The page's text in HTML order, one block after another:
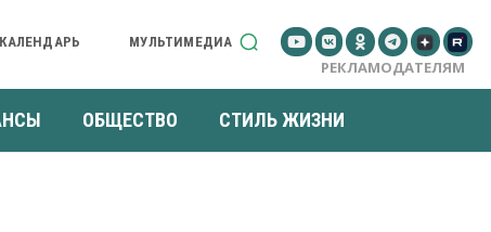
МУЛЬТИМЕДИА
РЕКЛАМОДАТЕЛЯМ
ОБЩЕСТВО СТИЛЬ ЖИЗНИ